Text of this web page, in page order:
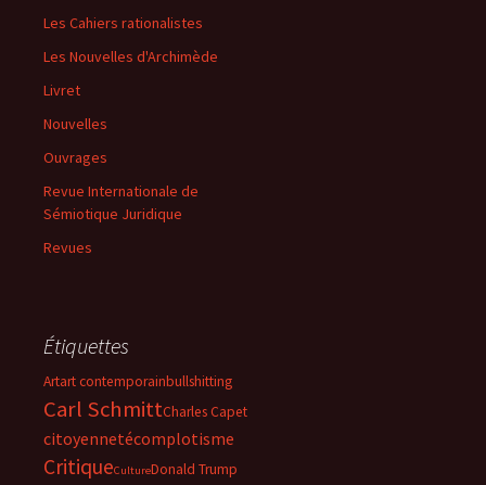
Les Cahiers rationalistes
Les Nouvelles d'Archimède
Livret
Nouvelles
Ouvrages
Revue Internationale de
Sémiotique Juridique
Revues
Étiquettes
Artart contemporainbullshitting
Carl SchmittCharles Capet
citoyennetécomplotisme
CritiqueCultureDonald Trump